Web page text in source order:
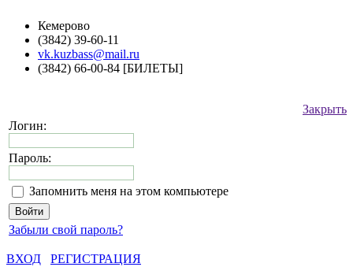
Кемерово
(3842) 39-60-11
vk.kuzbass@mail.ru
(3842) 66-00-84 [БИЛЕТЫ]
Закрыть
Логин:
Пароль:
Запомнить меня на этом компьютере
Забыли свой пароль?
ВХОД
РЕГИСТРАЦИЯ